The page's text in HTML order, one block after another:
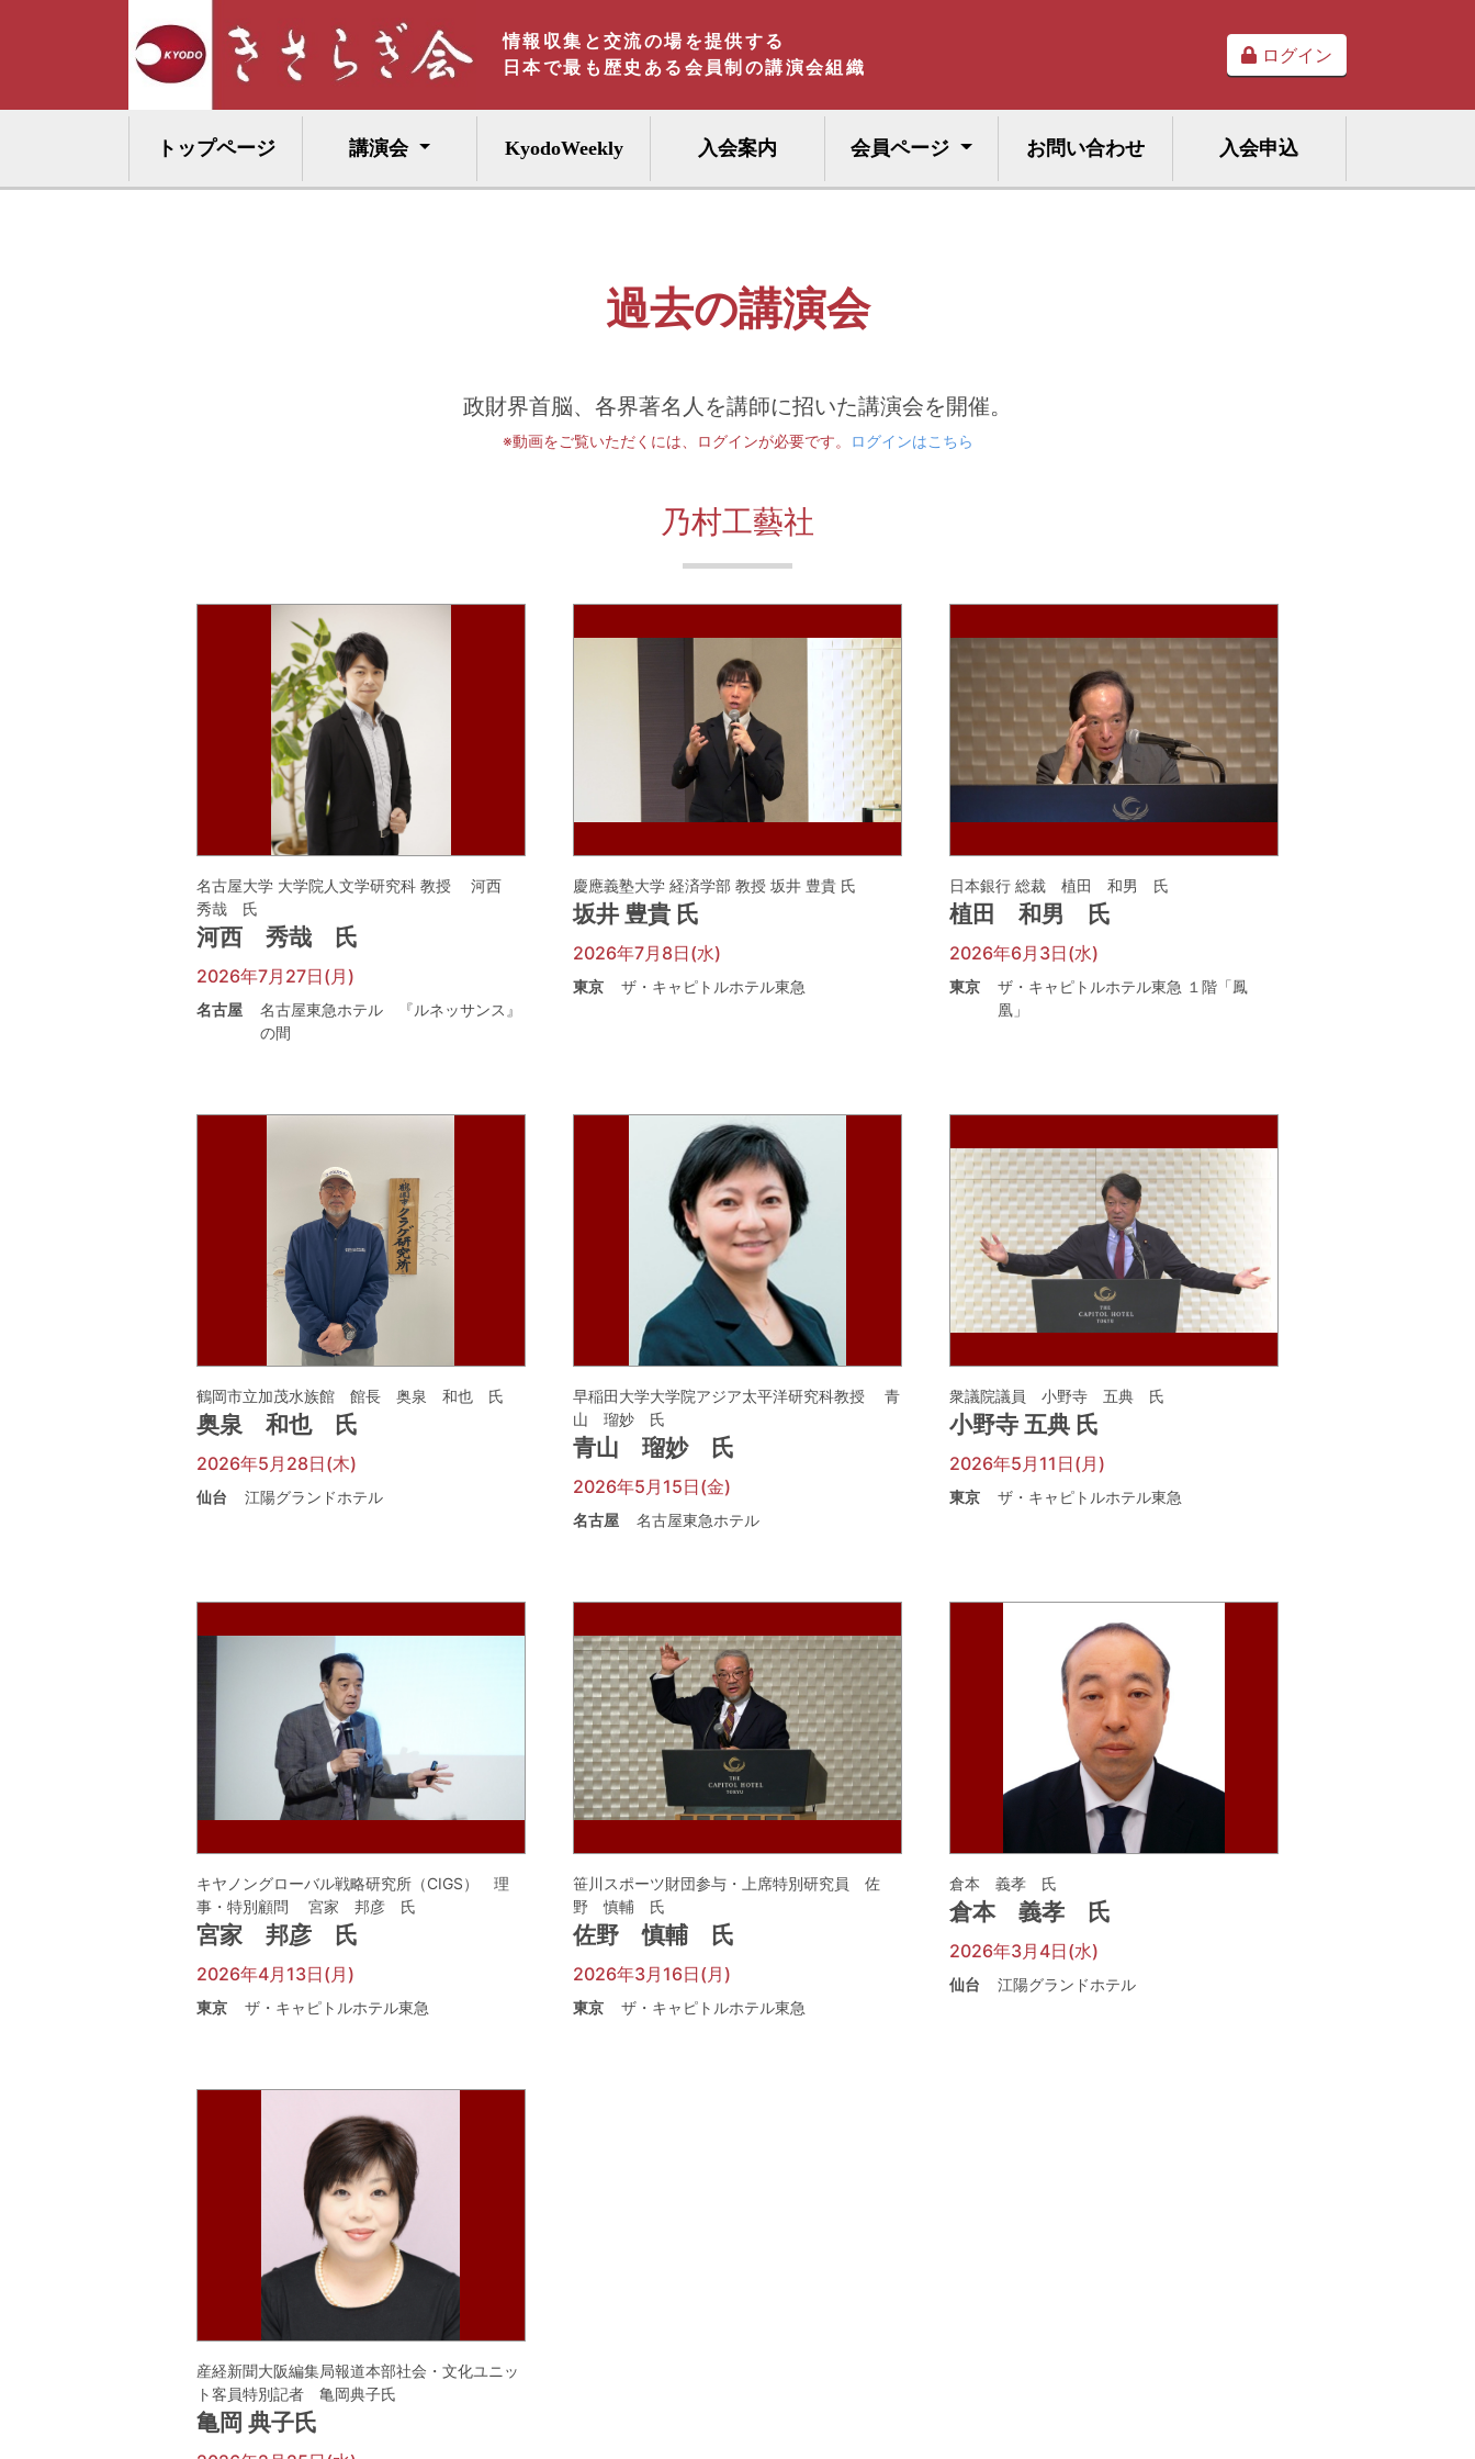
情報収集と交流の場を提供する
日本で最も歴史ある会員制の講演会組織
ログイン
トップページ 講演会 KyodoWeekly 入会案内 会員ページ お問い合わせ 入会申込
過去の講演会
政財界首脳、各界著名人を講師に招いた講演会を開催。
※動画をご覧いただくには、ログインが必要です。 ログインはこちら
乃村工藝社
名古屋大学 大学院人文学研究科 教授 河西
秀哉 氏
河西 秀哉 氏
2026年7月27日(月)
名古屋
名古屋東急ホテル 『ルネッサンス』
の間
慶應義塾大学 経済学部 教授 坂井 豊貴 氏
坂井 豊貴 氏
2026年7月8日(水)
東京 ザ・キャピトルホテル東急
日本銀行 総裁 植田 和男 氏
植田 和男 氏
2026年6月3日(水)
東京
ザ・キャピトルホテル東急 １階「鳳
凰」
鶴岡市立加茂水族館 館長 奥泉 和也 氏
奥泉 和也 氏
2026年5月28日(木)
仙台 江陽グランドホテル
早稲田大学大学院アジア太平洋研究科教授 青
山 瑠妙 氏
青山 瑠妙 氏
2026年5月15日(金)
名古屋 名古屋東急ホテル
衆議院議員 小野寺 五典 氏
小野寺 五典 氏
2026年5月11日(月)
東京 ザ・キャピトルホテル東急
キヤノングローバル戦略研究所（CIGS） 理
事・特別顧問 宮家 邦彦 氏
宮家 邦彦 氏
2026年4月13日(月)
東京 ザ・キャピトルホテル東急
笹川スポーツ財団参与・上席特別研究員 佐
野 慎輔 氏
佐野 慎輔 氏
2026年3月16日(月)
東京 ザ・キャピトルホテル東急
倉本 義孝 氏
倉本 義孝 氏
2026年3月4日(水)
仙台 江陽グランドホテル
産経新聞大阪編集局報道本部社会・文化ユニッ
ト客員特別記者 亀岡典子氏
亀岡 典子氏